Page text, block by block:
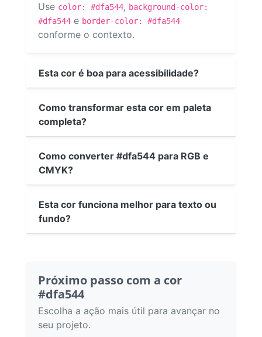
Use color: #dfa544, background-color:
#dfa544 e border-color: #dfa544
conforme o contexto.
Esta cor é boa para acessibilidade?
Como transformar esta cor em paleta
completa?
Como converter #dfa544 para RGB e
CMYK?
Esta cor funciona melhor para texto ou
fundo?
Próximo passo com a cor
#dfa544
Escolha a ação mais útil para avançar no
seu projeto.